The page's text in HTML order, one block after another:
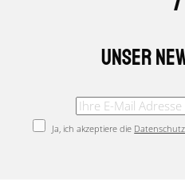
Unser
Ja, ich akzeptiere die